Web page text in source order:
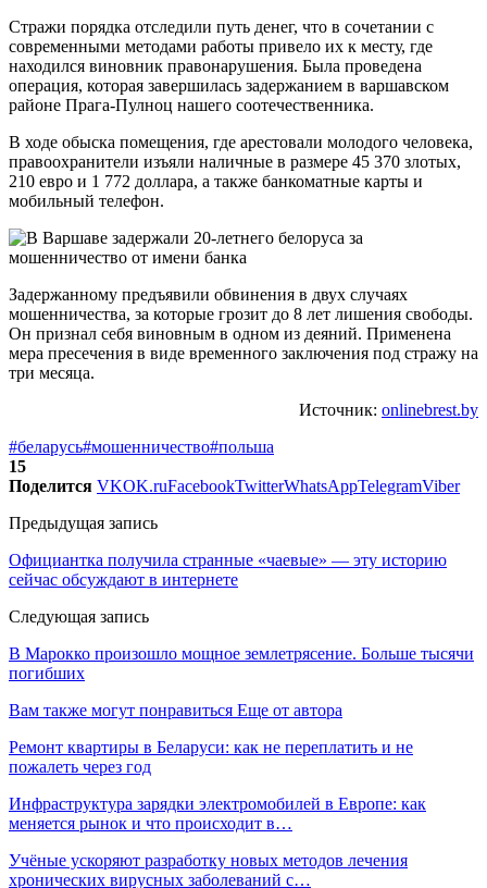
Стражи порядка отследили путь денег, что в сочетании с
современными методами работы привело их к месту, где
находился виновник правонарушения. Была проведена
операция, которая завершилась задержанием в варшавском
районе Прага-Пулноц нашего соотечественника.
В ходе обыска помещения, где арестовали молодого человека,
правоохранители изъяли наличные в размере 45 370 злотых,
210 евро и 1 772 доллара, а также банкоматные карты и
мобильный телефон.
Задержанному предъявили обвинения в двух случаях
мошенничества, за которые грозит до 8 лет лишения свободы.
Он признал себя виновным в одном из деяний. Применена
мера пресечения в виде временного заключения под стражу на
три месяца.
Источник: onlinebrest.by
#беларусь#мошенничество#польша
15
Поделится VKOK.ruFacebookTwitterWhatsAppTelegramViber
Предыдущая запись
Официантка получила странные «чаевые» — эту историю
сейчас обсуждают в интернете
Следующая запись
В Марокко произошло мощное землетрясение. Больше тысячи
погибших
Вам также могут понравиться Еще от автора
Ремонт квартиры в Беларуси: как не переплатить и не
пожалеть через год
Инфраструктура зарядки электромобилей в Европе: как
меняется рынок и что происходит в…
Учёные ускоряют разработку новых методов лечения
хронических вирусных заболеваний с…